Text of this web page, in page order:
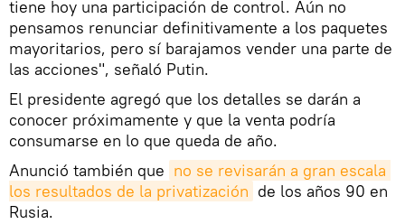
tiene hoy una participación de control. Aún no
pensamos renunciar definitivamente a los paquetes
mayoritarios, pero sí barajamos vender una parte de
las acciones", señaló Putin.
El presidente agregó que los detalles se darán a
conocer próximamente y que la venta podría
consumarse en lo que queda de año.
Anunció también que no se revisarán a gran escala
los resultados de la privatización de los años 90 en
Rusia.